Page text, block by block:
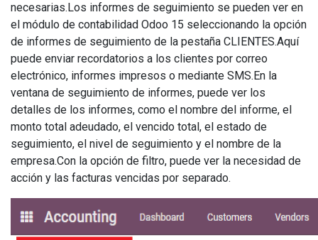
necesarias.Los informes de seguimiento se pueden ver en
el módulo de contabilidad Odoo 15 seleccionando la opción
de informes de seguimiento de la pestaña CLIENTES.Aquí
puede enviar recordatorios a los clientes por correo
electrónico, informes impresos o mediante SMS.En la
ventana de seguimiento de informes, puede ver los
detalles de los informes, como el nombre del informe, el
monto total adeudado, el vencido total, el estado de
seguimiento, el nivel de seguimiento y el nombre de la
empresa.Con la opción de filtro, puede ver la necesidad de
acción y las facturas vencidas por separado.